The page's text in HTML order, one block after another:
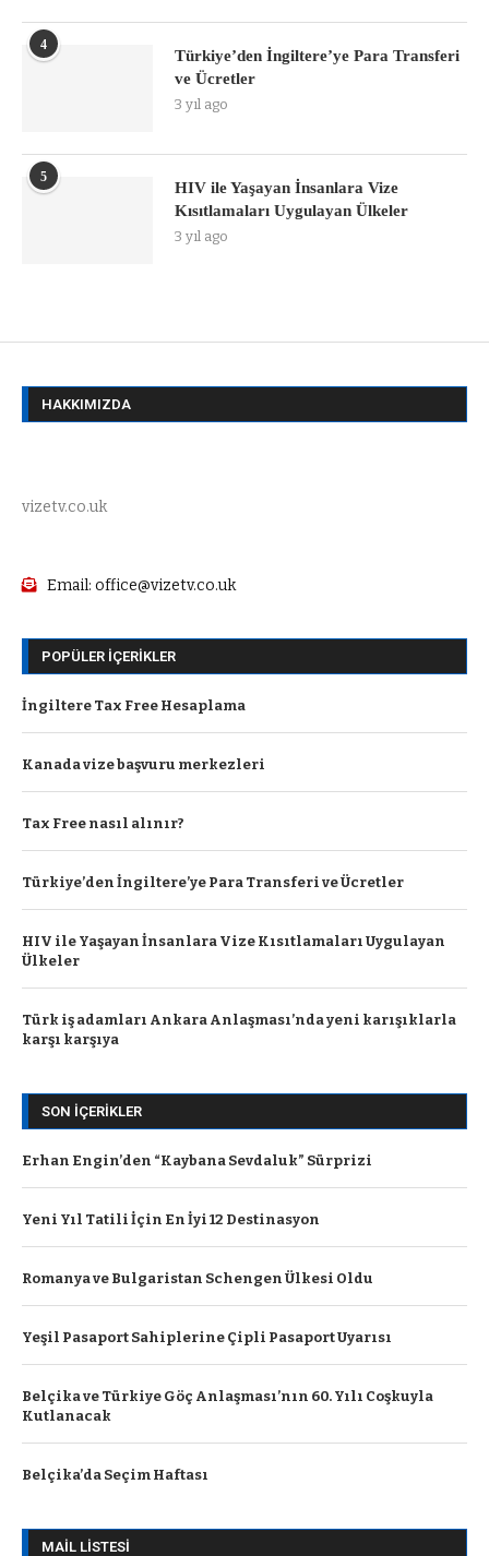
4
Türkiye’den İngiltere’ye Para Transferi
ve Ücretler
3 yıl ago
5
HIV ile Yaşayan İnsanlara Vize
Kısıtlamaları Uygulayan Ülkeler
3 yıl ago
HAKKIMIZDA
vizetv.co.uk
Email: office@vizetv.co.uk
POPÜLER İÇERIKLER
İngiltere Tax Free Hesaplama
Kanada vize başvuru merkezleri
Tax Free nasıl alınır?
Türkiye’den İngiltere’ye Para Transferi ve Ücretler
HIV ile Yaşayan İnsanlara Vize Kısıtlamaları Uygulayan
Ülkeler
Türk iş adamları Ankara Anlaşması’nda yeni karışıklarla
karşı karşıya
SON İÇERIKLER
Erhan Engin’den “Kaybana Sevdaluk” Sürprizi
Yeni Yıl Tatili İçin En İyi 12 Destinasyon
Romanya ve Bulgaristan Schengen Ülkesi Oldu
Yeşil Pasaport Sahiplerine Çipli Pasaport Uyarısı
Belçika ve Türkiye Göç Anlaşması’nın 60. Yılı Coşkuyla
Kutlanacak
Belçika’da Seçim Haftası
MAIL LISTESI